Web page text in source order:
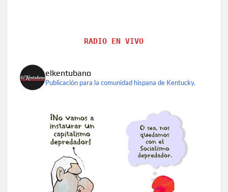
RADIO EN VIVO
elkentubano
Publicación para la comunidad hispana de Kentucky.